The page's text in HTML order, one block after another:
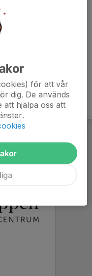
för att vår
dig. De används
att hjälpa oss att